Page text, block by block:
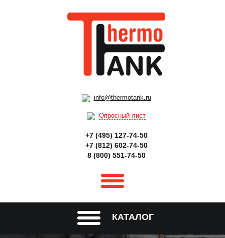
info@thermotank.ru
Опросный лист
+7 (495) 127-74-50
+7 (812) 602-74-50
8 (800) 551-74-50
КАТАЛОГ